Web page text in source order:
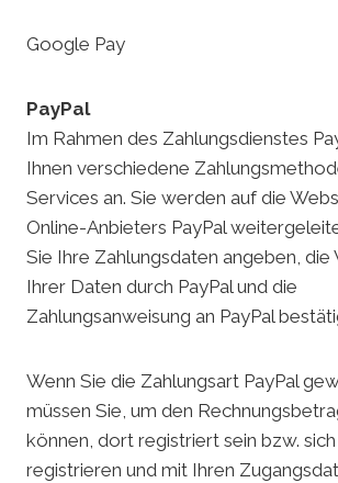
Google Pay
PayPal
Im Rahmen des Zahlungsdienstes
Ihnen verschiedene
Services an. Sie werden auf die
Online-Anbieters PayPal
Sie Ihre Zahlungsdaten angeben, die
Ihrer Daten durch PayPal und die
Zahlungsanweisung an PayPal
Wenn Sie die Zahlungsart PayPal
müssen Sie, um den
können, dort registriert sein bzw.
registrieren und mit Ihren